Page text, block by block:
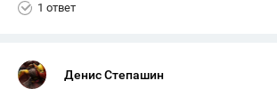
1 ответ
Денис Степашин